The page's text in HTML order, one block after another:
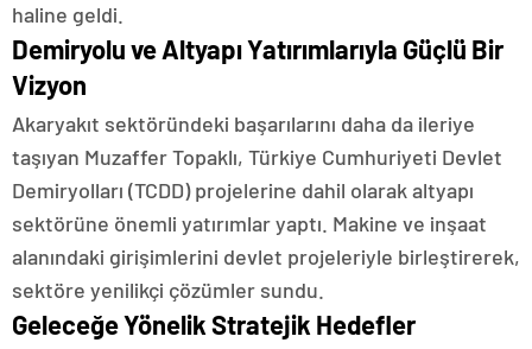
haline geldi.
Demiryolu ve Altyapı Yatırımlarıyla Güçlü Bir
Vizyon
Akaryakıt sektöründeki başarılarını daha da ileriye
taşıyan Muzaffer Topaklı, Türkiye Cumhuriyeti Devlet
Demiryolları (TCDD) projelerine dahil olarak altyapı
sektörüne önemli yatırımlar yaptı. Makine ve inşaat
alanındaki girişimlerini devlet projeleriyle birleştirerek,
sektöre yenilikçi çözümler sundu.
Geleceğe Yönelik Stratejik Hedefler